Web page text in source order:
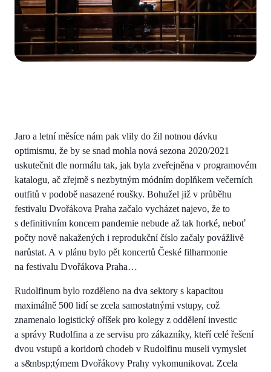
Jaro a letní měsíce nám pak vlily do žil notnou dávku
optimismu, že by se snad mohla nová sezona 2020/2021
uskutečnit dle normálu tak, jak byla zveřejněna v programovém
katalogu, ač zřejmě s nezbytným módním doplňkem večerních
outfitů v podobě nasazené roušky. Bohužel již v průběhu
festivalu Dvořákova Praha začalo vycházet najevo, že to
s definitivním koncem pandemie nebude až tak horké, neboť
počty nově nakažených i reprodukční číslo začaly povážlivě
narůstat. A v plánu bylo pět koncertů České filharmonie
na festivalu Dvořákova Praha…
Rudolfinum bylo rozděleno na dva sektory s kapacitou
maximálně 500 lidí se zcela samostatnými vstupy, což
znamenalo logistický oříšek pro kolegy z oddělení investic
a správy Rudolfina a ze servisu pro zákazníky, kteří celé řešení
dvou vstupů a koridorů chodeb v Rudolfinu museli vymyslet
a s&nbsp;týmem Dvořákovy Prahy vykomunikovat. Zcela